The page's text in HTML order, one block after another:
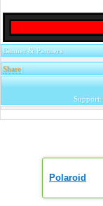
Banner & Partners
Share|
Support:
Polaroid